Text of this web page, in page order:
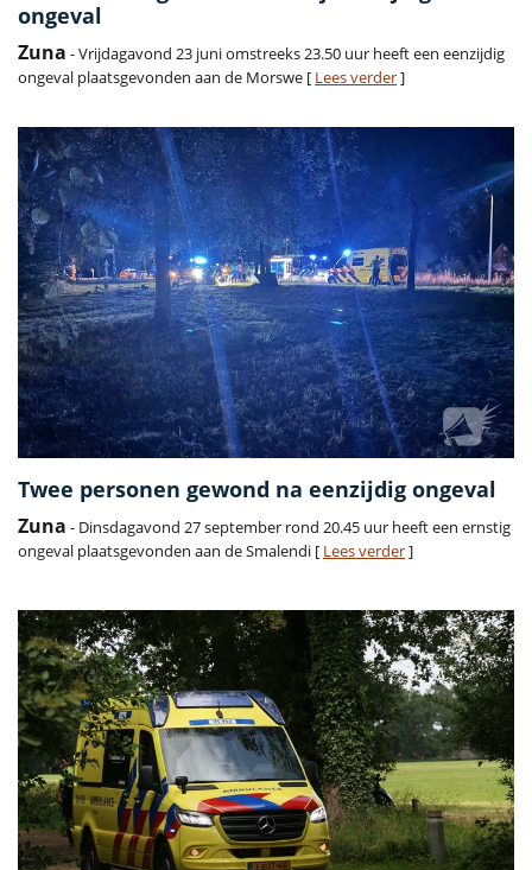
ongeval
Zuna - Vrijdagavond 23 juni omstreeks 23.50 uur heeft een eenzijdig
ongeval plaatsgevonden aan de Morswe [ Lees verder]
Twee personen gewond na eenzijdig ongeval
Zuna - Dinsdagavond 27 september rond 20.45 uur heeft een ernstig
ongeval plaatsgevonden aan de Smalendi [ Lees verder]